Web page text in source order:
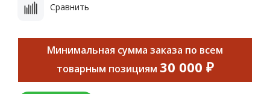
Сравнить
Минимальная сумма заказа по всем
товарным позициям 30 000 ₽